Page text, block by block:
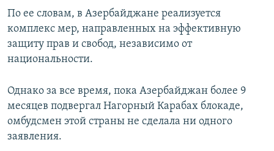
По ее словам, в Азербайджане реализуется
комплекс мер, направленных на эффективную
защиту прав и свобод, независимо от
национальности.
Однако за все время, пока Азербайджан более 9
месяцев подвергал Нагорный Карабах блокаде,
омбудсмен этой страны не сделала ни одного
заявления.